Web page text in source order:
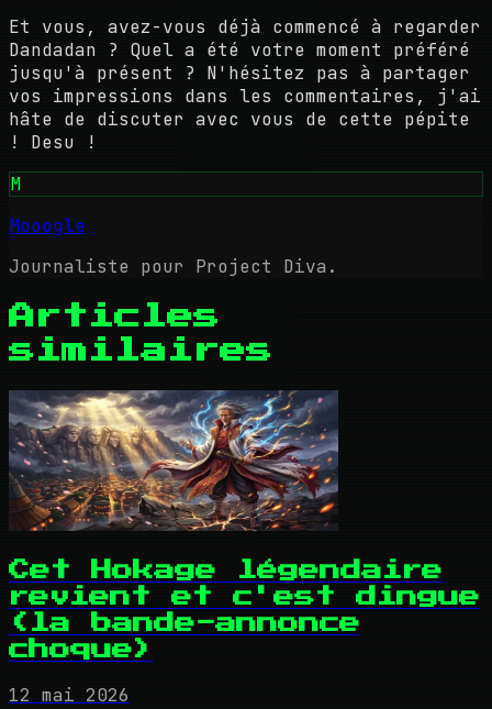
Et vous, avez-vous déjà commencé à regarder
Dandadan ? Quel a été votre moment préféré
jusqu'à présent ? N'hésitez pas à partager
vos impressions dans les commentaires, j'ai
hâte de discuter avec vous de cette pépite
! Desu !
M
Mooogle
Journaliste pour Project Diva.
Articles
similaires
Cet Hokage légendaire
revient et c'est dingue
(la bande-annonce
choque)
12 mai 2026